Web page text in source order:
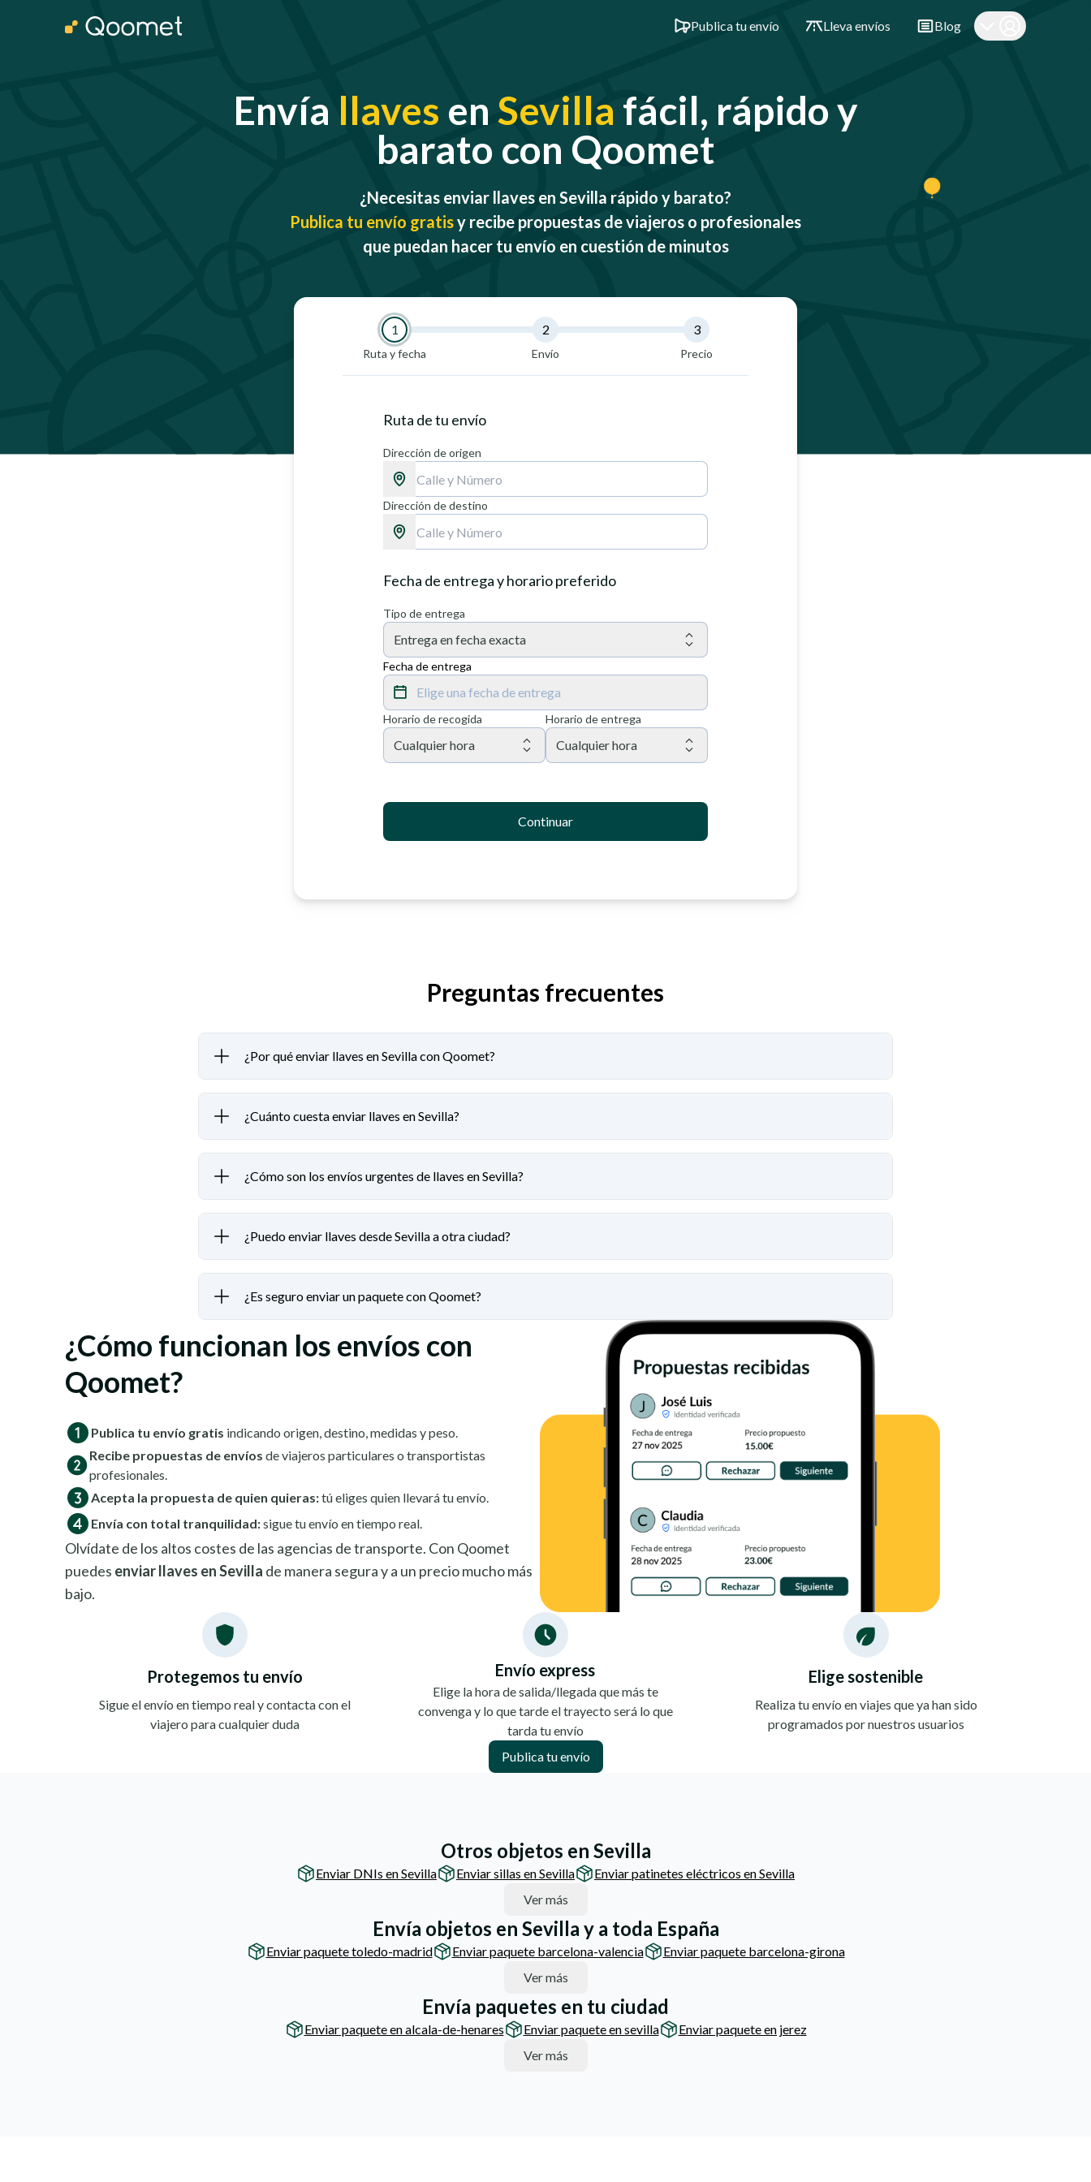
Publica tu envío Lleva envíos Blog
Envía llaves en Sevilla fácil, rápido y
barato con Qoomet
¿Necesitas enviar llaves en Sevilla rápido y barato?
Publica tu envío gratisy recibe propuestas de viajeros o profesionales
que puedan hacer tu envío en cuestión de minutos
1
Ruta y fecha
2
Envío
3
Precio
Ruta de tu envío
Dirección de origen
Dirección de destino
Fecha de entrega y horario preferido
Tipo de entrega
Entrega en fecha exacta
Fecha de entrega
Elige una fecha de entrega
Horario de recogida
Cualquier hora
Horario de entrega
Cualquier hora
Continuar
Preguntas frecuentes
¿Por qué enviar llaves en Sevilla con Qoomet?
¿Cuánto cuesta enviar llaves en Sevilla?
¿Cómo son los envíos urgentes de llaves en Sevilla?
¿Puedo enviar llaves desde Sevilla a otra ciudad?
¿Es seguro enviar un paquete con Qoomet?
¿Cómo funcionan los envíos con
Qoomet?
Publica tu envío gratis indicando origen, destino, medidas y peso.
Recibe propuestas de envíos de viajeros particulares o transportistas
profesionales.
Acepta la propuesta de quien quieras:tú eliges quien llevará tu envío.
Envía con total tranquilidad:sigue tu envío en tiempo real.
Olvídate de los altos costes de las agencias de transporte. Con Qoomet
puedes enviar llaves en Sevilla de manera segura y a un precio mucho más
bajo.
Protegemos tu envío
Sigue el envío en tiempo real y contacta con el
viajero para cualquier duda
Envío express
Elige la hora de salida/llegada que más te
convenga y lo que tarde el trayecto será lo que
tarda tu envío
Elige sostenible
Realiza tu envío en viajes que ya han sido
programados por nuestros usuarios
Publica tu envío
Otros objetos en Sevilla
Enviar DNIs en Sevilla Enviar sillas en Sevilla
Enviar patinetes eléctricos en Sevilla
Ver más
Envía objetos en Sevilla y a toda España
Enviar paquete toledo-madrid Enviar paquete barcelona-valencia
Enviar paquete barcelona-girona
Ver más
Envía paquetes en tu ciudad
Enviar paquete en alcala-de-henares Enviar paquete en sevilla
Enviar paquete en jerez
Ver más